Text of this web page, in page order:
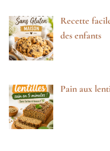
Recette
des enfants
Pain aux